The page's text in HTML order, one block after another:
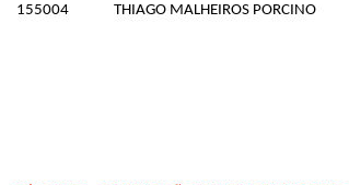
155004
THIAGO MALHEIROS PORCINO